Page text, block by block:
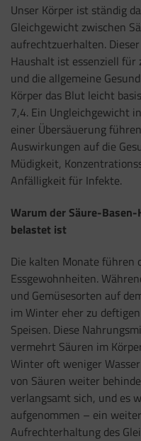
Unser Körper ist ständig
Gleichgewicht zwischen
aufrechtzuerhalten.
Haushalt ist essenziell für
und die allgemeine
Körper das Blut leicht
7,4. Ein Ungleichgewicht
einer Übersäuerung
Auswirkungen auf die
Müdigkeit,
Anfälligkeit für Infekte.
Warum der Säure-
belastet ist
Die kalten Monate führen
Essgewohnheiten.
und Gemüsesorten auf
im Winter eher zu
Speisen. Diese
vermehrt Säuren im
Winter oft weniger
von Säuren weiter
verlangsamt sich, und es
aufgenommen – ein
Aufrechterhaltung des